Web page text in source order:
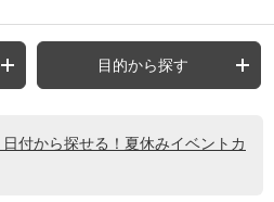
目的から探す
日付から探せる！夏休みイベントカ